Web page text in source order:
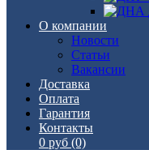
О компании
Новости
Статьи
Вакансии
Доставка
Оплата
Гарантия
Контакты
0 руб (0)